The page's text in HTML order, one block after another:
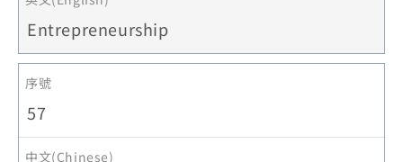
Entrepreneurship
57